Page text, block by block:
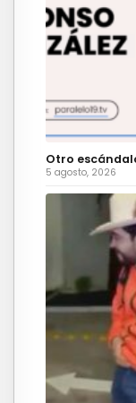
Otro
5 agosto, 2026